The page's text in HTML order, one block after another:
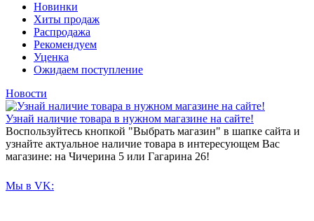
Новинки
Хиты продаж
Распродажа
Рекомендуем
Уценка
Ожидаем поступление
Новости
Узнай наличие товара в нужном магазине на сайте!
Воспользуйтесь кнопкой "Выбрать магазин" в шапке сайта и
узнайте актуальное наличие товара в интересующем Вас
магазине: на Чичерина 5 или Гагарина 26!
Мы в VK: